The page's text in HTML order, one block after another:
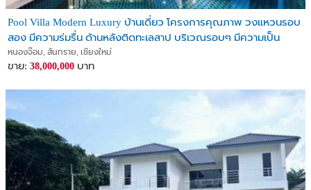
Pool Villa Modern Luxury บ้านเดี่ยว โครงการคุณภาพ วงแหวนรอบ
สอง มีความร่มรื่น ด้านหลังติดทะเลสาป บริเวณรอบๆ มีความเป็น
ธรรมชาติ เดินทางสะดวก มี รปภ.ตลอด
หนองจ๊อม, สันทราย, เชียงใหม่
ขาย: 38,000,000 บาท